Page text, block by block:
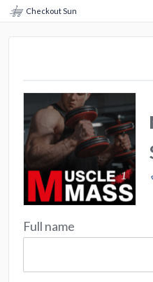
Checkout Sun
Full name